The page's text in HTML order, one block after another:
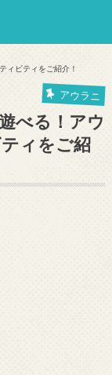
ィビティをご紹介！
アウラニ
べる！アウ
ィをご紹